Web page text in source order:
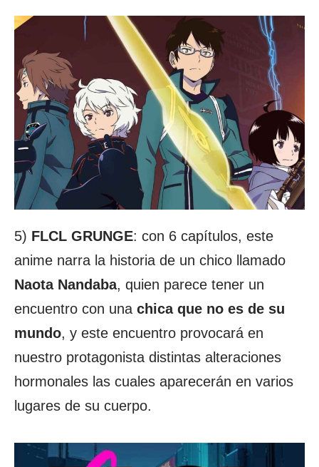
5) FLCL GRUNGE: con 6 capítulos, este
anime narra la historia de un chico llamado
Naota Nandaba, quien parece tener un
encuentro con una chica que no es de su
mundo, y este encuentro provocará en
nuestro protagonista distintas alteraciones
hormonales las cuales aparecerán en varios
lugares de su cuerpo.